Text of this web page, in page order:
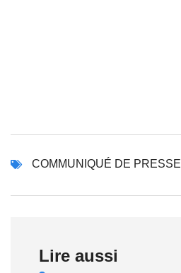
COMMUNIQUÉ DE PRESSE
Lire aussi